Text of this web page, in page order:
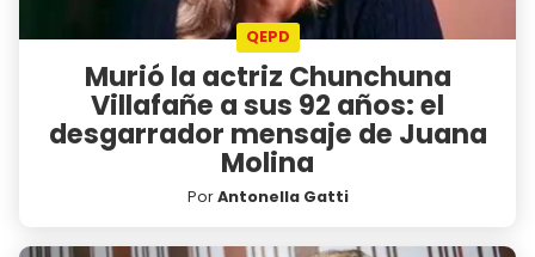
QEPD
Murió la actriz Chunchuna
Villafañe a sus 92 años: el
desgarrador mensaje de Juana
Molina
PorAntonella Gatti